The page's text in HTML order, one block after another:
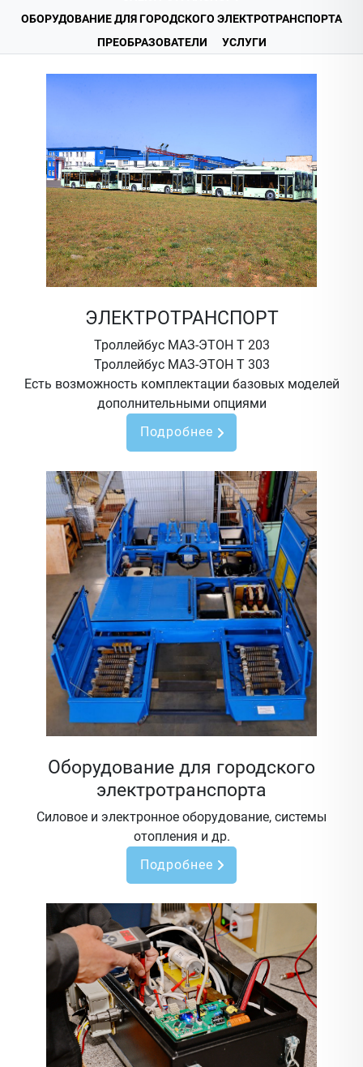
ОБОРУДОВАНИЕ ДЛЯ ГОРОДСКОГО ЭЛЕКТРОТРАНСПОРТА
ПРЕОБРАЗОВАТЕЛИ
УСЛУГИ
ЭЛЕКТРОТРАНСПОРТ
Троллейбус МАЗ-ЭТОН Т 203
Троллейбус МАЗ-ЭТОН Т 303
Есть возможность комплектации базовых моделей
дополнительными опциями
Подробнее
Оборудование для городского
электротранспорта
Силовое и электронное оборудование, системы
отопления и др.
Подробнее